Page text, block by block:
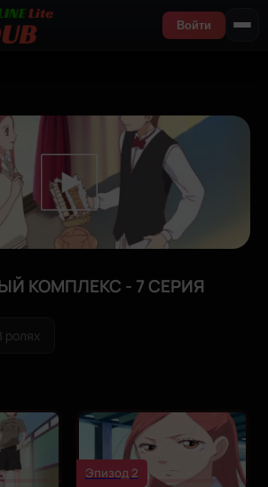
Войти
КОМПЛЕКС - 7 СЕРИЯ
ролях
Эпизод 2